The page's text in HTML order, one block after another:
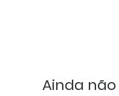
Ainda